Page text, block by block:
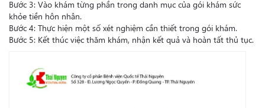
Bước 3: Vào khám từng phần trong danh mục của gói khám sức
khỏe tiền hôn nhân.
Bước 4: Thực hiện một số xét nghiệm cần thiết trong gói khám.
Bước 5: Kết thúc việc thăm khám, nhận kết quả và hoàn tất thủ tục.